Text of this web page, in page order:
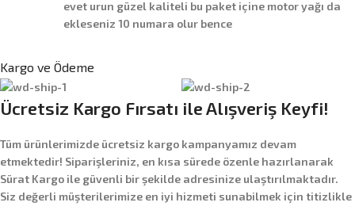
evet urun güzel kaliteli bu paket içine motor yağı da
ekleseniz 10 numara olur bence
Kargo ve Ödeme
Ücretsiz Kargo Fırsatı ile Alışveriş Keyfi!
Tüm ürünlerimizde ücretsiz kargo kampanyamız devam
etmektedir! Siparişleriniz, en kısa sürede özenle hazırlanarak
Sürat Kargo ile güvenli bir şekilde adresinize ulaştırılmaktadır.
Siz değerli müşterilerimize en iyi hizmeti sunabilmek için titizlikle